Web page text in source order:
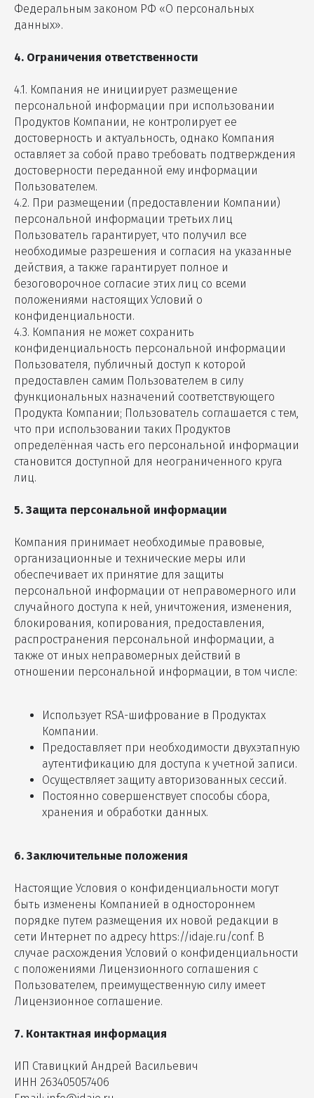
Федеральным законом РФ «О персональных
данных».
4. Ограничения ответственности
4.1. Компания не инициирует размещение
персональной информации при использовании
Продуктов Компании, не контролирует ее
достоверность и актуальность, однако Компания
оставляет за собой право требовать подтверждения
достоверности переданной ему информации
Пользователем.
4.2. При размещении (предоставлении Компании)
персональной информации третьих лиц
Пользователь гарантирует, что получил все
необходимые разрешения и согласия на указанные
действия, а также гарантирует полное и
безоговорочное согласие этих лиц со всеми
положениями настоящих Условий о
конфиденциальности.
4.3. Компания не может сохранить
конфиденциальность персональной информации
Пользователя, публичный доступ к которой
предоставлен самим Пользователем в силу
функциональных назначений соответствующего
Продукта Компании; Пользователь соглашается с тем,
что при использовании таких Продуктов
определённая часть его персональной информации
становится доступной для неограниченного круга
лиц.
5. Защита персональной информации
Компания принимает необходимые правовые,
организационные и технические меры или
обеспечивает их принятие для защиты
персональной информации от неправомерного или
случайного доступа к ней, уничтожения, изменения,
блокирования, копирования, предоставления,
распространения персональной информации, а
также от иных неправомерных действий в
отношении персональной информации, в том числе:
Использует RSA-шифрование в Продуктах
Компании.
Предоставляет при необходимости двухэтапную
аутентификацию для доступа к учетной записи.
Осуществляет защиту авторизованных сессий.
Постоянно совершенствует способы сбора,
хранения и обработки данных.
6. Заключительные положения
Настоящие Условия о конфиденциальности могут
быть изменены Компанией в одностороннем
порядке путем размещения их новой редакции в
сети Интернет по адресу https://idaje.ru/conf. В
случае расхождения Условий о конфиденциальности
с положениями Лицензионного соглашения с
Пользователем, преимущественную силу имеет
Лицензионное соглашение.
7. Контактная информация
ИП Ставицкий Андрей Васильевич
ИНН 263405057406